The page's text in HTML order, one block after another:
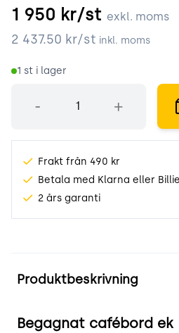
1 950 kr/st exkl. moms
2 437.50 kr/st inkl. moms
1 st i lager
- +
Frakt från 490 kr
Betala med Klarna eller Billie
2 års garanti
Produktbeskrivning
Begagnat cafébord ek